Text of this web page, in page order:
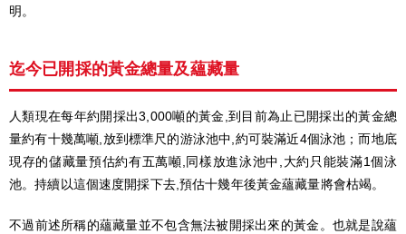
明。
迄今已開採的黃金總量及蘊藏量
人類現在每年約開採出3,000噸的黃金,到目前為止已開採出的黃金總
量約有十幾萬噸,放到標準尺的游泳池中,約可裝滿近4個泳池；而地底
現存的儲藏量預估約有五萬噸,同樣放進泳池中,大約只能裝滿1個泳
池。持續以這個速度開採下去,預估十幾年後黃金蘊藏量將會枯竭。
不過前述所稱的蘊藏量並不包含無法被開採出來的黃金。也就是說蘊